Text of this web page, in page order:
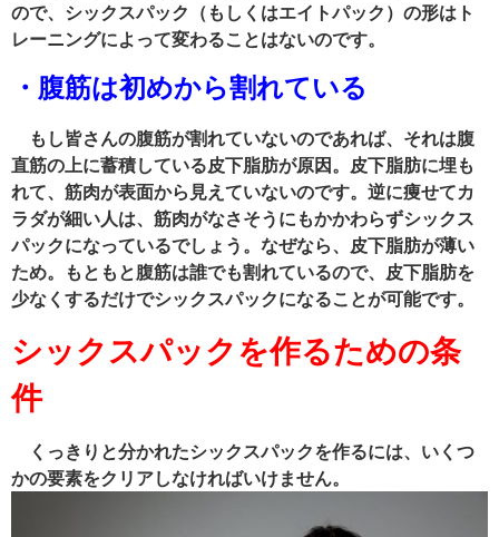
ので、シックスパック（もしくはエイトパック）の形はト
レーニングによって変わることはないのです。
・腹筋は初めから割れている
もし皆さんの腹筋が割れていないのであれば、それは腹
直筋の上に蓄積している皮下脂肪が原因。皮下脂肪に埋も
れて、筋肉が表面から見えていないのです。逆に痩せてカ
ラダが細い人は、筋肉がなさそうにもかかわらずシックス
パックになっているでしょう。なぜなら、皮下脂肪が薄い
ため。もともと腹筋は誰でも割れているので、皮下脂肪を
少なくするだけでシックスパックになることが可能です。
シックスパックを作るための条
件
くっきりと分かれたシックスパックを作るには、いくつ
かの要素をクリアしなければいけません。